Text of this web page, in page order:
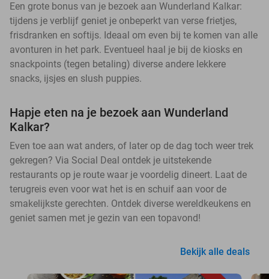
Een grote bonus van je bezoek aan Wunderland Kalkar:
tijdens je verblijf geniet je onbeperkt van verse frietjes,
frisdranken en softijs. Ideaal om even bij te komen van alle
avonturen in het park. Eventueel haal je bij de kiosks en
snackpoints (tegen betaling) diverse andere lekkere
snacks, ijsjes en slush puppies.
Hapje eten na je bezoek aan Wunderland
Kalkar?
Even toe aan wat anders, of later op de dag toch weer trek
gekregen? Via Social Deal ontdek je uitstekende
restaurants op je route waar je voordelig dineert. Laat de
terugreis even voor wat het is en schuif aan voor de
smakelijkste gerechten. Ontdek diverse wereldkeukens en
geniet samen met je gezin van een topavond!
Bekijk alle deals